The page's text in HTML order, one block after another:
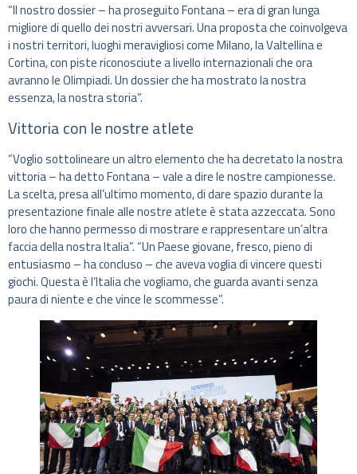
“Il nostro dossier – ha proseguito Fontana – era di gran lunga
migliore di quello dei nostri avversari. Una proposta che coinvolgeva
i nostri territori, luoghi meravigliosi come Milano, la Valtellina e
Cortina, con piste riconosciute a livello internazionali che ora
avranno le Olimpiadi. Un dossier che ha mostrato la nostra
essenza, la nostra storia”.
Vittoria con le nostre atlete
“Voglio sottolineare un altro elemento che ha decretato la nostra
vittoria – ha detto Fontana – vale a dire le nostre campionesse.
La scelta, presa all’ultimo momento, di dare spazio durante la
presentazione finale alle nostre atlete è stata azzeccata. Sono
loro che hanno permesso di mostrare e rappresentare un’altra
faccia della nostra Italia”. “Un Paese giovane, fresco, pieno di
entusiasmo – ha concluso – che aveva voglia di vincere questi
giochi. Questa è l’Italia che vogliamo, che guarda avanti senza
paura di niente e che vince le scommesse”.